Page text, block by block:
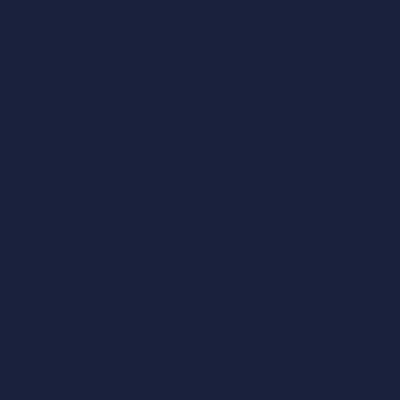
כתאונת עבודה —
מההתחלה.
שונה מ